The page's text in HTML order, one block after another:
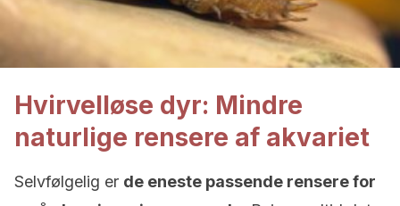
Hvirvelløse dyr: Mindre
naturlige rensere af akvariet
Selvfølgelig er de eneste passende rensere for